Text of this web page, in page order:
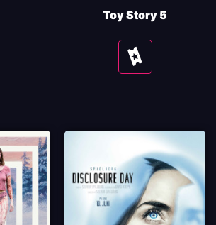
Toy Story 5
Se
tider